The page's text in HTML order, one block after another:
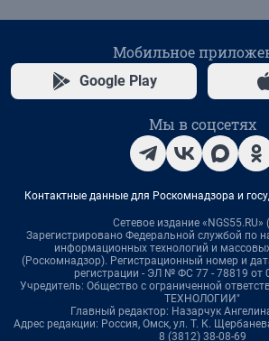
Мобильное
Google Play
Мы в соцсетях
Контактные данные для Роскомнадзора и
Сетевое издание «NGS55.RU»
Зарегистрировано Федеральной службой по
информационных технологий и
(Роскомнадзор). Регистрационный номер и
регистрации - ЭЛ № ФС 77 - 78819 от
Учредитель: Общество с ограниченной
ТЕХНОЛОГИИ"
Главный редактор: Назарчук
Адрес редакции: Россия, Омск, ул. Т. К.
8 (3812) 38-08-69